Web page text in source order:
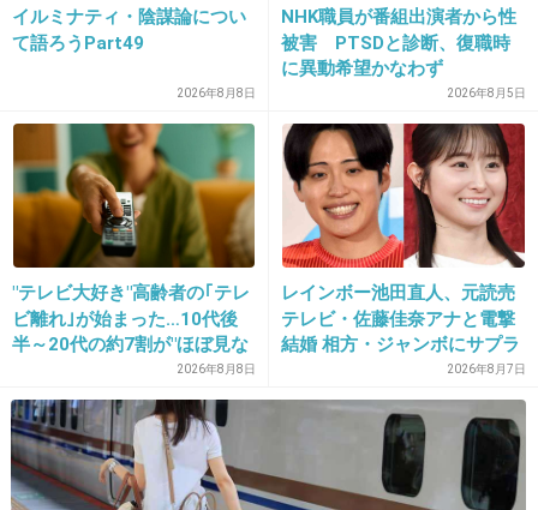
なんか気まずい空気。
ってなりません？
うちはそう。
録画もタイトルがタイトルだけに
したくないと思うし。
+237
2013/11/15(金) 11:58:36
いっそワースト記録を目指しちゃえば？ｗ
-24
イルミナティ・陰謀論につい
て語ろうPart49
2026年8月8日
NHK職員が番組出演者から性
被害 PTSDと診断、復職時
に異動希望かなわず
2026年8月5日
"テレビ大好き"高齢者の｢テレ
ビ離れ｣が始まった…10代後
半～20代の約7割が"ほぼ見な
い"衝撃の最新データ2026年8月8日
レインボー池田直人、元読売
テレビ・佐藤佳奈アナと電撃
結婚 相方・ジャンボにサプラ
2026年8月7日